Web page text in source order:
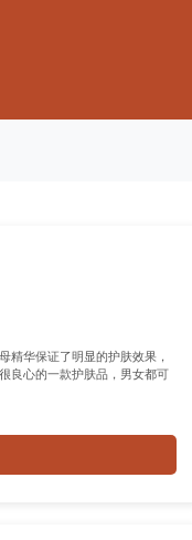
精华保证了明显的护肤效果，
良心的一款护肤品，男女都可